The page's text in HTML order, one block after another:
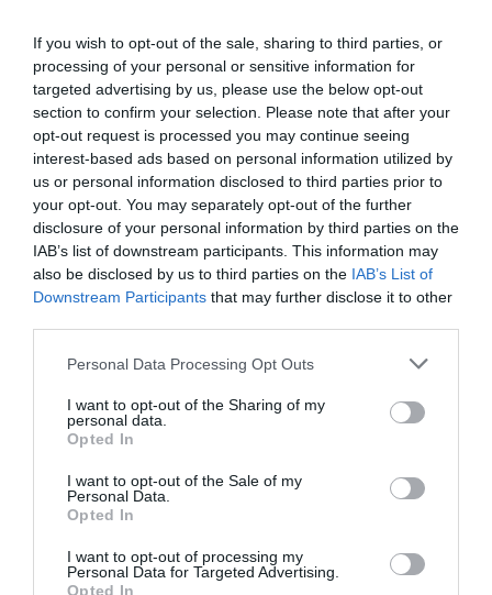
If you wish to opt-out of the sale, sharing to third parties, or
processing of your personal or sensitive information for
targeted advertising by us, please use the below opt-out
section to confirm your selection. Please note that after your
opt-out request is processed you may continue seeing
interest-based ads based on personal information utilized by
us or personal information disclosed to third parties prior to
your opt-out. You may separately opt-out of the further
disclosure of your personal information by third parties on the
IAB’s list of downstream participants. This information may
also be disclosed by us to third parties on the IAB’s List of
Downstream Participants that may further disclose it to other
Please note that this website/app uses one or more Google
not limited to your visit or usage behaviour. You may click to
grant or deny consent to Google and its third-party tags to
use your data for below specified purposes in below Google
consent section.
Personal Data Processing Opt Outs
I want to opt-out of the Sharing of my
personal data.
Opted In
I want to opt-out of the Sale of my
Personal Data.
Opted In
I want to opt-out of processing my
Personal Data for Targeted Advertising.
Opted In
hogy az ősrobbanások mindegyike egy új
világegyetemet hozna létre.
Ha tovább olvasnál:A tudósok szerint
létezhetnek párhuzamos univerzumok
Shutterstock